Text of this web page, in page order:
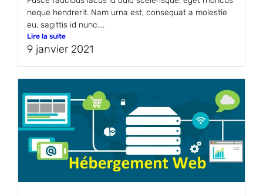
neque hendrerit. Nam urna est, consequat a molestie
eu, sagittis id nunc....
Lire la suite
9 janvier 2021